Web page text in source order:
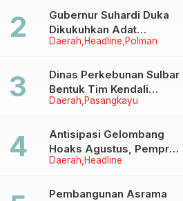
Menggapai Cita-Cita
Daerah Headline Polman
Gubernur Suhardi Duka
Dikukuhkan Adat
Balanipa, Raih Gelar Sulo
Daerah Pasangkayu
Dinas Perkebunan Sulbar
Bentuk Tim Kendali
Internal ICS untuk Dukung
di Pasangkayu
Daerah Headline
Antisipasi Gelombang
Hoaks Agustus, Pemprov
Sulbar Ajak Warga Jaga
Pembangunan Asrama